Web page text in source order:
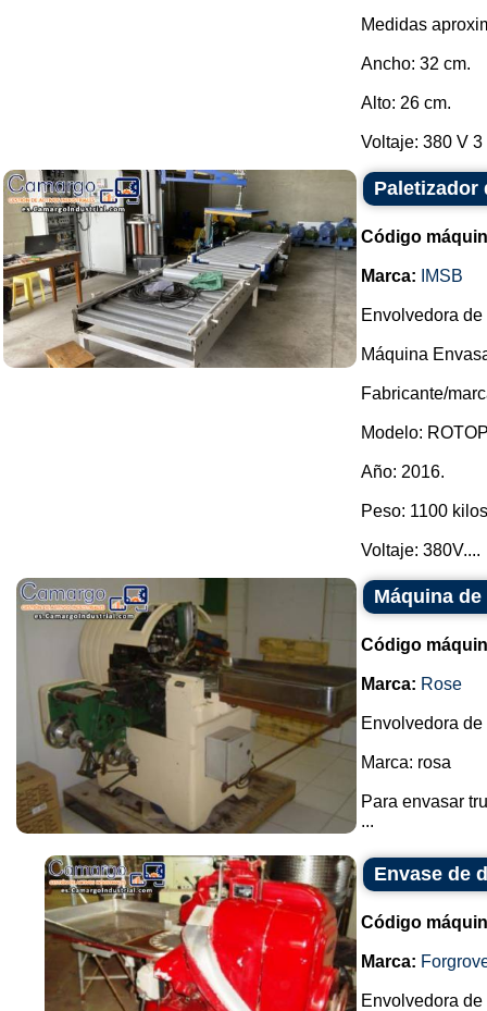
Medidas
Ancho: 32 cm.
Alto: 26 cm.
Voltaje: 380 V 3
Paletizador
Código
Marca: IMSB
Envolvedora
Máquina
Fabricante/
Modelo:
Año: 2016.
Peso: 1100
Voltaje: 380V....
Máquina
Código
Marca: Rose
Envolvedora
Marca: rosa
Para envasar
...
Envase de
Código
Marca:
Envolvedora